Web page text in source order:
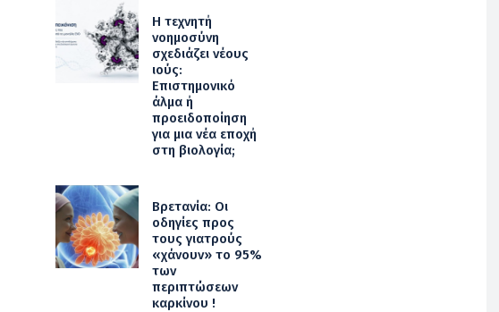
Η τεχνητή
νοημοσύνη
σχεδιάζει νέους
ιούς:
Επιστημονικό
άλμα ή
προειδοποίηση
για μια νέα εποχή
στη βιολογία;
Βρετανία: Οι
οδηγίες προς
τους γιατρούς
«χάνουν» το 95%
των
περιπτώσεων
καρκίνου !